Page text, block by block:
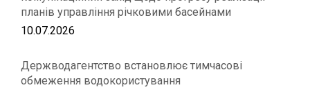
планів управління річковими басейнами
10.07.2026
Держводагентство встановлює тимчасові
обмеження водокористування